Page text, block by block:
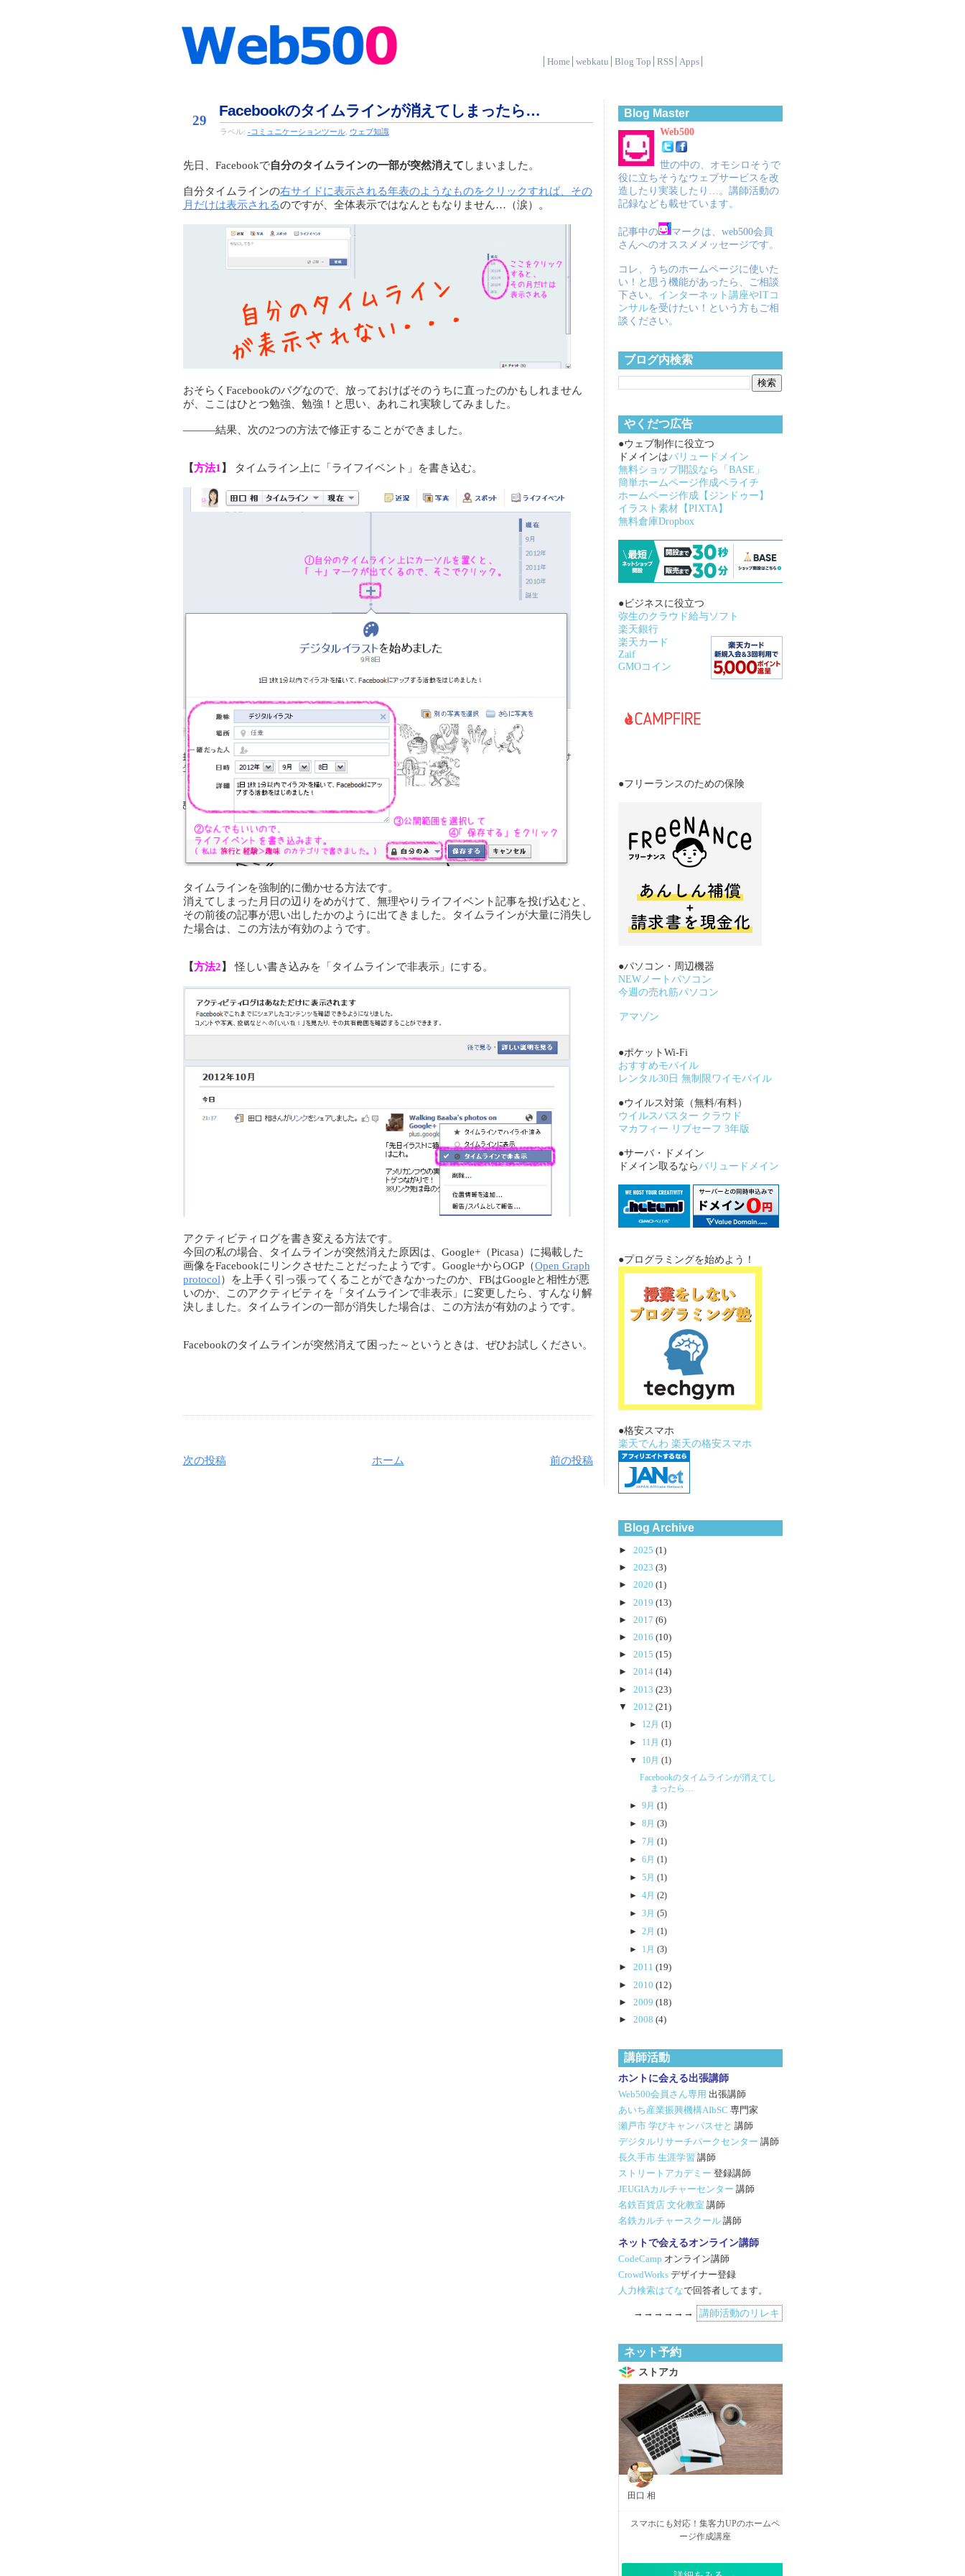
Home webkatu Blog Top RSS Apps
29
Facebookのタイムラインが消えてしまったら…
ラベル: -コミュニケーションツール, ウェブ知識
先日、Facebookで自分のタイムラインの一部が突然消えて しまいました。
自分タイムラインの右サイドに表示される年表のようなものをクリックすれば、その
月だけは表示されるのですが、全体表示ではなんともなりません…（涙）。
おそらくFacebookのバグなので、放っておけばそのうちに直ったのかもしれません
が、ここはひとつ勉強、勉強！と思い、あれこれ実験してみました。
―――結果、次の2つの方法で修正することができました。
【方法1 】 タイムライン上に「ライフイベント」を書き込む。
タイムラインを強制的に働かせる方法です。
消えてしまった月日の辺りをめがけて、無理やりライフイベント記事を投げ込むと、
その前後の記事が思い出したかのように出てきました。タイムラインが大量に消失し
た場合は、この方法が有効のようです。
【方法2 】 怪しい書き込みを「タイムラインで非表示」にする。
アクティビティログを書き変える方法です。
今回の私の場合、タイムラインが突然消えた原因は、Google+（Picasa）に掲載した
画像をFacebookにリンクさせたことだったようです。Google+からOGP（Open Graph
protocol）を上手く引っ張ってくることができなかったのか、FBはGoogleと相性が悪
いのか、このアクティビティを「タイムラインで非表示」に変更したら、すんなり解
決しました。タイムラインの一部が消失した場合は、この方法が有効のようです。
Facebookのタイムラインが突然消えて困った～というときは、ぜひお試しください。
次の投稿 前の投稿
ホーム
Blog Master
Web500
世の中の、オモシロそうで
役に立ちそうなウェブサービスを改
造したり実装したり…。講師活動の
記録なども載せています。
記事中の
マークは、web500会員
さんへのオススメメッセージです。
コレ、うちのホームページに使いた
い！と思う機能があったら、ご相談
下さい。 インターネット講座やITコ
ンサルを受けたい！という方もご相
談ください。
ブログ内検索
やくだつ広告
●ウェブ制作に役立つ
ドメインはバリュードメイン
無料ショップ開設なら「BASE」
簡単ホームページ作成ペライチ
ホームページ作成【ジンドゥー】
イラスト素材【PIXTA】
無料倉庫Dropbox
●ビジネスに役立つ
弥生のクラウド給与ソフト
楽天銀行
楽天カード
Zaif
GMOコイン
●フリーランスのための保険
●パソコン・周辺機器
NEWノートパソコン
今週の売れ筋パソコン
アマゾン
●ポケットWi-Fi
おすすめモバイル
レンタル30日 無制限ワイモバイル
●ウイルス対策（無料/有料）
ウイルスバスター クラウド
マカフィー リブセーフ 3年版
●サーバ・ドメイン
ドメイン取るならバリュードメイン
●プログラミングを始めよう！
●格安スマホ
楽天でんわ 楽天の格安スマホ
Blog Archive
► 2025 (1)
► 2023 (3)
► 2020 (1)
► 2019 (13)
► 2017 (6)
► 2016 (10)
► 2015 (15)
► 2014 (14)
► 2013 (23)
▼ 2012 (21)
►
12月 (1)
►
11月 (1)
▼
10月 (1)
Facebookのタイムラインが消えてし
まったら…
► 9月 (1)
► 8月 (3)
► 7月 (1)
► 6月 (1)
► 5月 (1)
► 4月 (2)
► 3月 (5)
► 2月 (1)
►
1月 (3)
► 2011 (19)
► 2010 (12)
► 2009 (18)
► 2008 (4)
講師活動
ホントに会える出張講師
Web500会員さん専用 出張講師
あいち産業振興機構AIbSC 専門家
瀬戸市 学びキャンパスせと 講師
デジタルリサーチパークセンター 講師
長久手市 生涯学習 講師
ストリートアカデミー 登録講師
JEUGIAカルチャーセンター 講師
名鉄百貨店 文化教室 講師
名鉄カルチャースクール講師
ネットで会えるオンライン講師
CodeCamp オンライン講師
CrowdWorksデザイナー登録
人力検索はてなで回答者してます。
→→→→→→ 講師活動のリレキ
ネット予約
ストアカ
田口 相
スマホにも対応！集客力UPのホームペ
ージ作成講座